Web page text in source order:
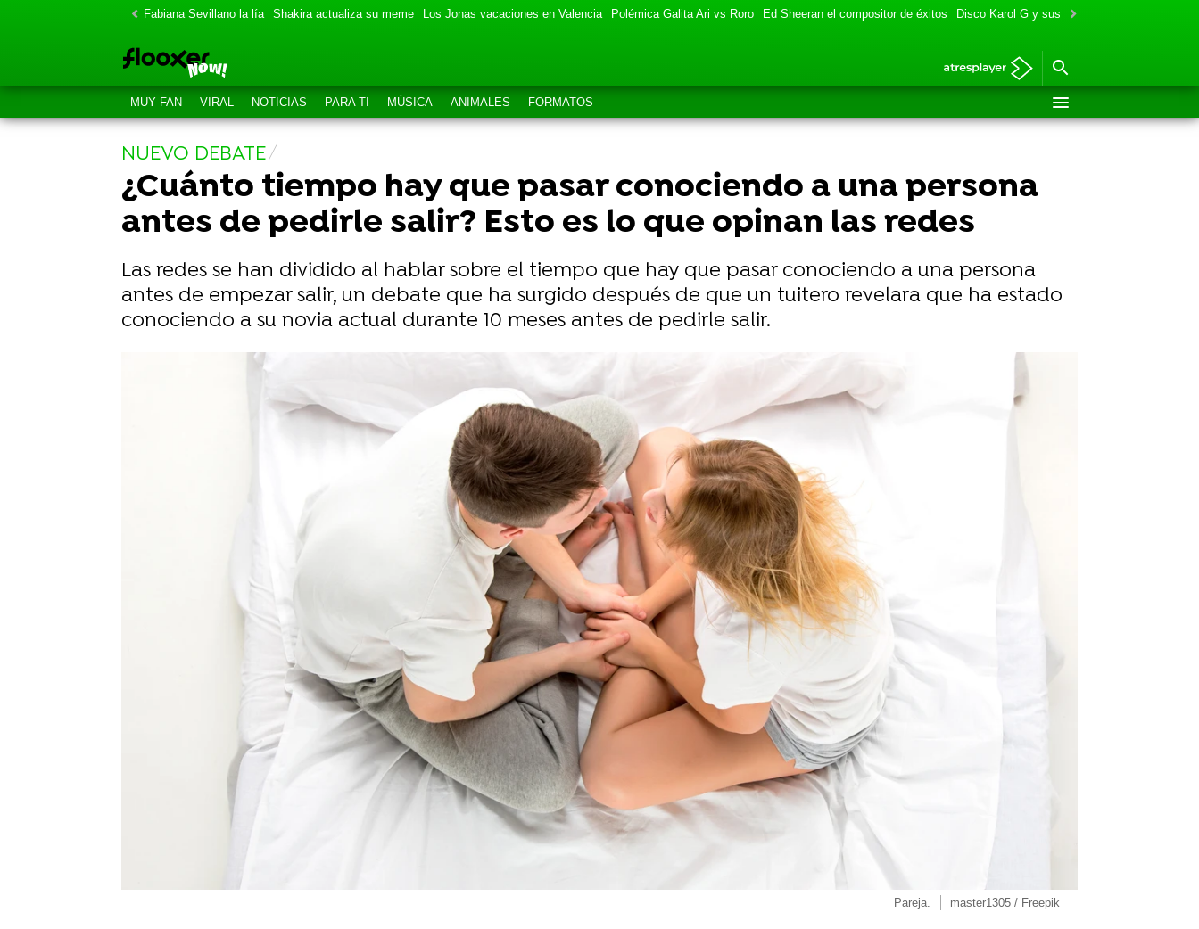
Fabiana Sevillano la lía Shakira actualiza su meme Los Jonas vacaciones en Valencia Polémica Galita Ari vs Roro Ed Sheeran el compositor de éxitos Disco Karol G y sus colaboraciones
MUY FAN VIRAL NOTICIAS PARA TI MÚSICA ANIMALES FORMATOS
NUEVO DEBATE
¿Cuánto tiempo hay que pasar conociendo a una persona
antes de pedirle salir? Esto es lo que opinan las redes
Las redes se han dividido al hablar sobre el tiempo que hay que pasar conociendo a una persona
antes de empezar salir, un debate que ha surgido después de que un tuitero revelara que ha estado
conociendo a su novia actual durante 10 meses antes de pedirle salir.
Pareja. master1305 / Freepik